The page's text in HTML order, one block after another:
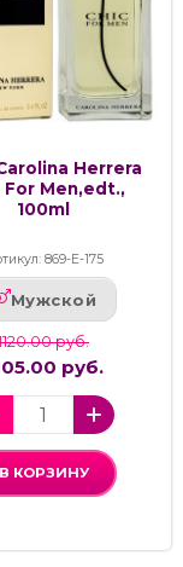
Herrera
For Men,edt.,
100ml
869-Е-175
Мужской
руб.
руб.
В КОРЗИНУ